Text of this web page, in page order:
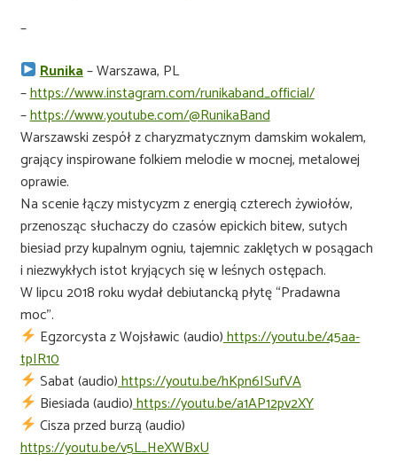
–
Runika– Warszawa, PL
–https://www.instagram.com/runikaband_official/
–https://www.youtube.com/@RunikaBand
Warszawski zespół z charyzmatycznym damskim wokalem,
grający inspirowane folkiem melodie w mocnej, metalowej
oprawie.
Na scenie łączy mistycyzm z energią czterech żywiołów,
przenosząc słuchaczy do czasów epickich bitew, sutych
biesiad przy kupalnym ogniu, tajemnic zaklętych w posągach
i niezwykłych istot kryjących się w leśnych ostępach.
W lipcu 2018 roku wydał debiutancką płytę “Pradawna
moc”.
Egzorcysta z Wojsławic (audio)https://youtu.be/45aa-
tpIR10
Sabat (audio)https://youtu.be/hKpn6ISufVA
Biesiada (audio)https://youtu.be/a1AP12pv2XY
Cisza przed burzą (audio)
https://youtu.be/v5L_HeXWBxU